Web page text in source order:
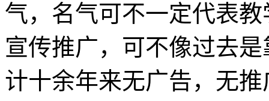
气，名气可不一定代表
宣传推广，可不像过去
计十余年来无广告，无